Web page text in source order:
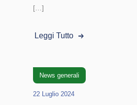
[…]
Leggi Tutto
News generali
22 Luglio 2024